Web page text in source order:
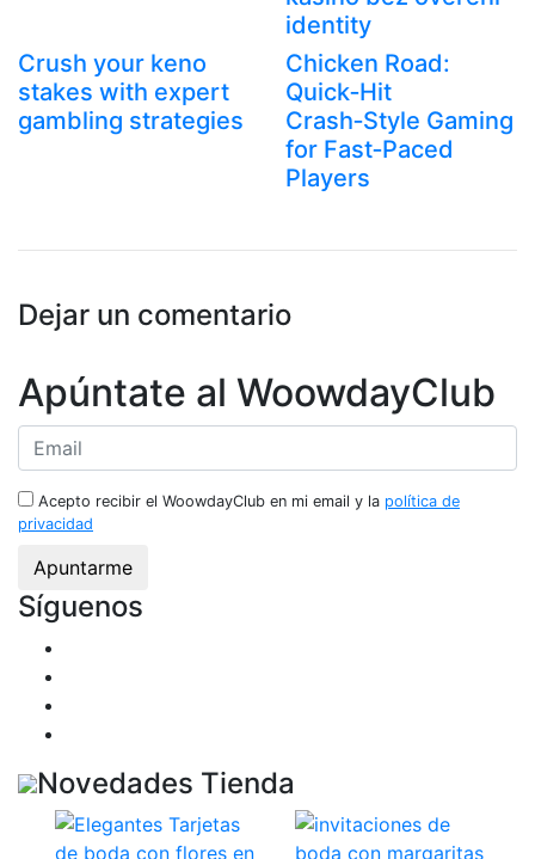
identity
Crush your keno
stakes with expert
gambling strategies
Chicken Road:
Quick‑Hit
Crash‑Style Gaming
for Fast‑Paced
Players
Dejar un comentario
Apúntate al WoowdayClub
Acepto recibir el WoowdayClub en mi email y la política de
privacidad
Síguenos
Novedades Tienda